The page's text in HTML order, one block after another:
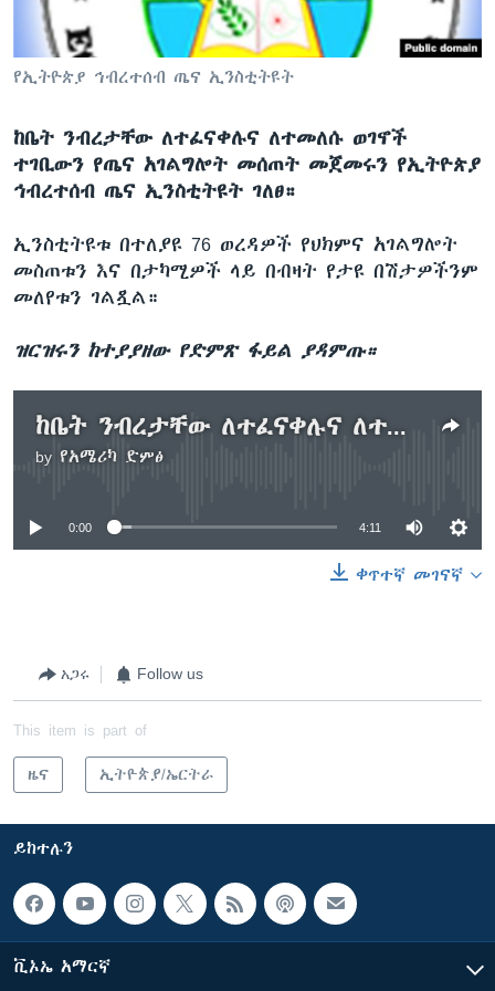
ቋንቋዎች
የኢትዮጵያ ኅብረተሰብ ጤና ኢንስቲትዩት
ከቤት ንብረታቸው ለተፈናቀሉና ለተመለሱ ወገኖች
ተገቢውን የጤና አገልግሎት መሰጠት መጀመሩን የኢትዮጵያ
ኅብረተሰብ ጤና ኢንስቲትዩት ገለፀ።
ኢንስቲትዩቱ በተለያዩ 76 ወረዳዎች የህክምና አገልግሎት
መስጠቱን እና በታካሚዎች ላይ በብዛት የታዩ በሽታዎችንም
መለየቱን ገልጿል።
ዝርዝሩን ከተያያዘው የድምጽ ፋይል ያዳምጡ።
ከቤት ንብረታቸው ለተፈናቀሉና ለተመለሱ ወገኖች የጤና አገልግሎት
by የአሜሪካ ድምፅ
No media source currently available
0:00 4:11
ቀጥተኛ መገናኛ
አጋሩ Follow us
This item is part of
ዜና ኢትዮጵያ/ኤርትራ
ይከተሉን
ቪኦኤ አማርኛ